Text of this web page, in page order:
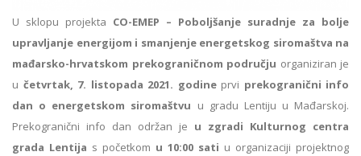
U sklopu projekta CO-EMEP – Poboljšanje suradnje za bolje
upravljanje energijom i smanjenje energetskog siromaštva na
mađarsko-hrvatskom prekograničnom području organiziran je
u četvrtak, 7. listopada 2021. godineprvi prekogranični info
dan o energetskom siromaštvu u gradu Lentiju u Mađarskoj.
Prekogranični info dan održan je u zgradi Kulturnog centra
grada Lentija s početkom u 10:00 sati u organizaciji projektnog